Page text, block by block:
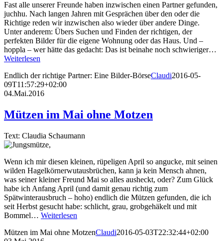
Fast alle unserer Freunde haben inzwischen einen Partner gefunden,
juchhu. Nach langen Jahren mit Gesprächen über den oder die
Richtige reden wir inzwischen also wieder über andere Dinge.
Unter anderem: Übers Suchen und Finden der richtigen, der
perfekten Bilder für die eigene Wohnung oder das Haus. Und –
hoppla – wer hätte das gedacht: Das ist beinahe noch schwieriger…
Weiterlesen
Endlich der richtige Partner: Eine Bilder-BörseClaudi2016-05-
09T11:57:29+02:00
04.Mai.2016
Mützen im Mai ohne Motzen
Text: Claudia Schaumann
Wenn ich mir diesen kleinen, rüpeligen April so angucke, mit seinen
wilden Hagelkörnerwutausbrüchen, kann ja kein Mensch ahnen,
was seiner kleiner Freund Mai so alles ausheckt, oder? Zum Glück
habe ich Anfang April (und damit genau richtig zum
Spätwinterausbruch – hoho) endlich die Mützen gefunden, die ich
seit Herbst gesucht habe: schlicht, grau, grobgehäkelt und mit
Bommel… Weiterlesen
Mützen im Mai ohne MotzenClaudi2016-05-03T22:32:44+02:00